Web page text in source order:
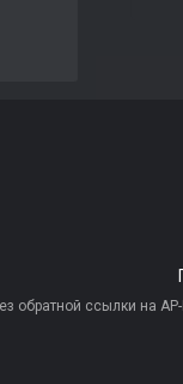
обратной ссылки на